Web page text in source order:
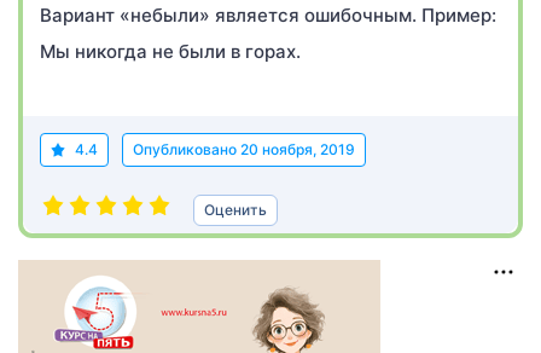
Вариант «небыли» является ошибочным. Пример:
Мы никогда не были в горах.
4.4 Опубликовано 20 ноября, 2019
Оценить